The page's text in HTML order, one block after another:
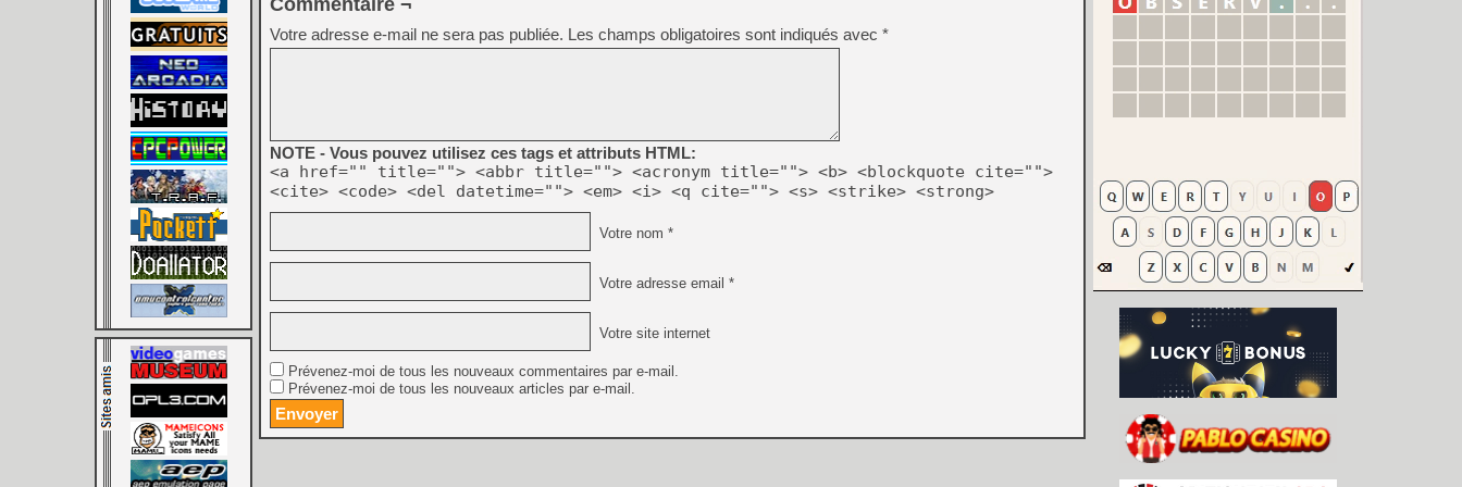
Commentaire ¬
Votre adresse e-mail ne sera pas publiée. Les champs obligatoires sont indiqués avec *
NOTE - Vous pouvez utilisez ces tags et attributs HTML:
<a href="" title=""> <abbr title=""> <acronym title=""> <b> <blockquote cite="">
<cite> <code> <del datetime=""> <em> <i> <q cite=""> <s> <strike> <strong>
Votre nom *
Votre adresse email *
Votre site internet
Prévenez-moi de tous les nouveaux commentaires par e-mail.
Prévenez-moi de tous les nouveaux articles par e-mail.